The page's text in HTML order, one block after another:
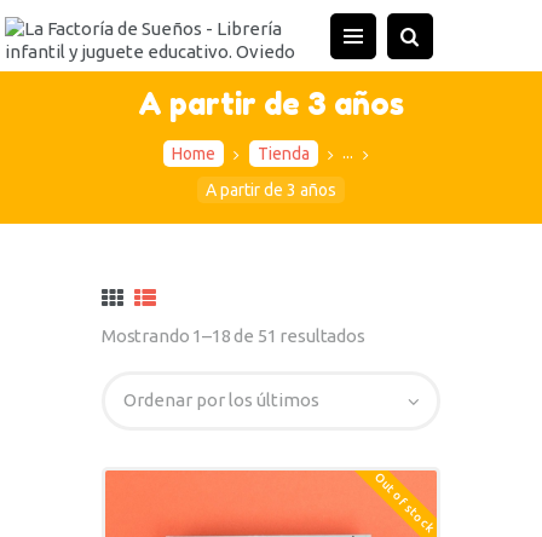
A partir de 3 años
Home Tienda
...
A partir de 3 años
Mostrando 1–18 de 51 resultados
Out of stock